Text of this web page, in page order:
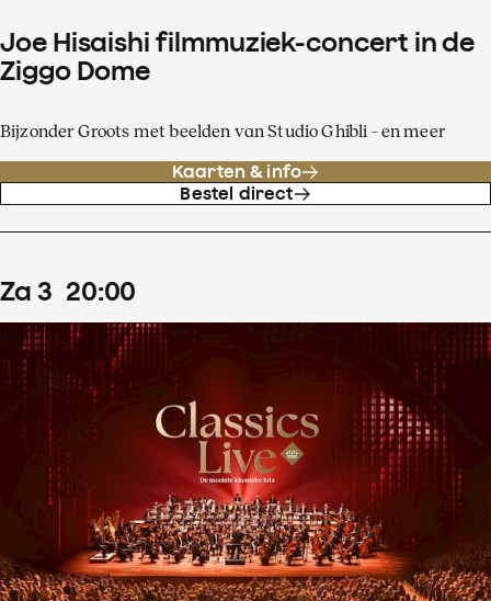
Joe Hisaishi filmmuziek-concert in de
Ziggo Dome
Bijzonder Groots met beelden van Studio Ghibli – en meer
Kaarten & info
Bestel direct
za 3 20:00